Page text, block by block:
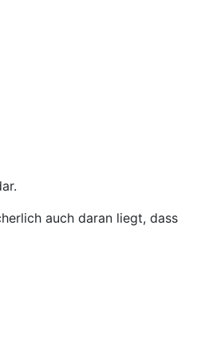
auch daran liegt, dass